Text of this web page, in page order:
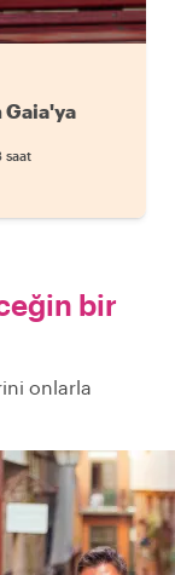
Gaia'ya
saat
bir
onlarla